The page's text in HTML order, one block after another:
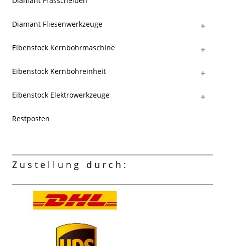
Diamant Fliesenwerkzeuge
Eibenstock Kernbohrmaschine
Eibenstock Kernbohreinheit
Eibenstock Elektrowerkzeuge
Restposten
Zustellung durch: